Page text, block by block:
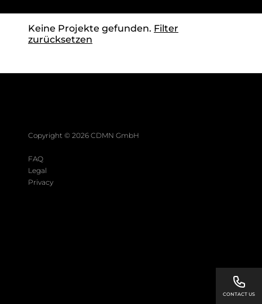
Keine Projekte gefunden. Filter
zurücksetzen
Copyright © 2026 CDMN GmbH
FAQ
Legal
Privacy
CONTACT US